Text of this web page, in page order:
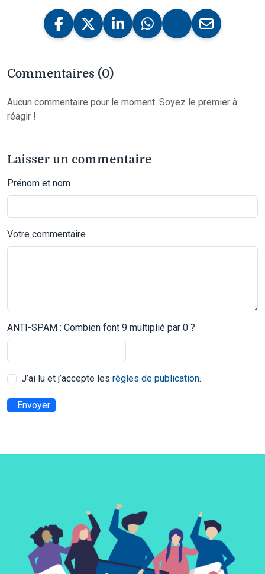
Commentaires (0)
Aucun commentaire pour le moment. Soyez le premier à
réagir !
Laisser un commentaire
Prénom et nom
Votre commentaire
ANTI-SPAM : Combien font 9 multiplié par 0 ?
J’ai lu et j’accepte les règles de publication.
Envoyer